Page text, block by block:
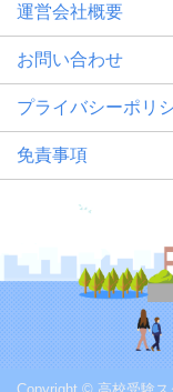
運営会社概要
お問い合わせ
プライバシーポリ
免責事項